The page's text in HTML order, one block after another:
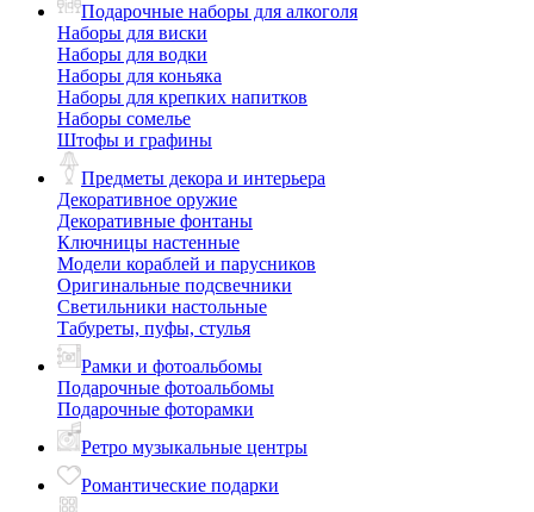
Подарочные наборы для алкоголя
Наборы для виски
Наборы для водки
Наборы для коньяка
Наборы для крепких напитков
Наборы сомелье
Штофы и графины
Предметы декора и интерьера
Декоративное оружие
Декоративные фонтаны
Ключницы настенные
Модели кораблей и парусников
Оригинальные подсвечники
Светильники настольные
Табуреты, пуфы, стулья
Рамки и фотоальбомы
Подарочные фотоальбомы
Подарочные фоторамки
Ретро музыкальные центры
Романтические подарки